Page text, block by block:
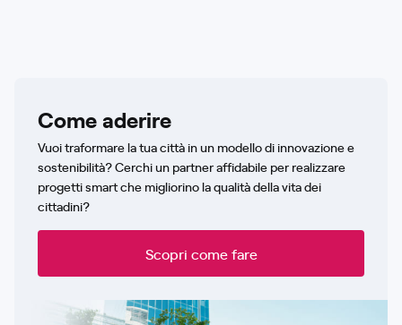
Come aderire
Vuoi traformare la tua città in un modello di innovazione e
sostenibilità? Cerchi un partner affidabile per realizzare
progetti smart che migliorino la qualità della vita dei
cittadini?
Scopri come fare